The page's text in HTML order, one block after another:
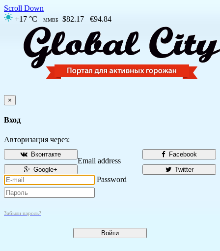
Scroll Down
+17 °C
ММВБ $82.17 €94.84
×
Вход
Авторизация через:
Facebook
Вконтакте
Twitter
Google+
Email address
Password
Забыли пароль?
Войти